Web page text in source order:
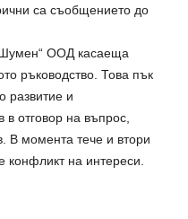
са съобщението до
Шумен“ ООД касаеща
ръководство. Това пък
развитие и
в отговор на въпрос,
В момента тече и втори
конфликт на интереси.